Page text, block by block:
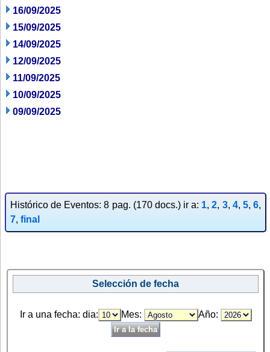
16/09/2025
15/09/2025
14/09/2025
12/09/2025
11/09/2025
10/09/2025
09/09/2025
Histórico de Eventos: 8 pag. (170 docs.) ir a: 1,2, 3, 4, 5,6,
7, final
Selección de fecha
Ir a una fecha: dia: Mes: Año: